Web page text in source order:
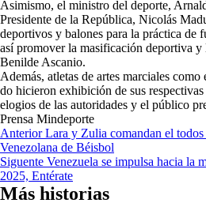
Asimismo, el ministro del deporte,
Presidente de la República, Nicolás
deportivos y balones para la práctica de
así promover la masificación deportiva
Benilde Ascanio.
Además, atletas de artes marciales
do hicieron exhibición de sus
elogios de las autoridades y el público
Prensa Mindeporte
Navegación
de
entradas
AnteriorLara y Zulia comandan el
Venezolana de Béisbol
Siguente Venezuela se impulsa hacia la
2025, Entérate
Más historias